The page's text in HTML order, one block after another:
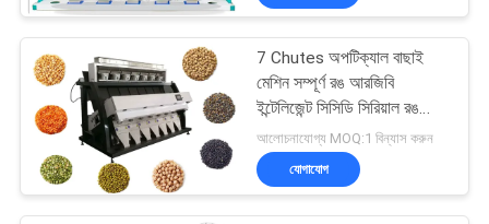
কারখানা
ভ্রমণ
নিয়ন্ত্রণ
ব্যাচ শস্য ড্রায়ার
56
7 Chutes অপটিক্যাল বাছাই
মেশিন সম্পূর্ণ রঙ আরজিবি
ইন্টেলিজেন্ট সিসিডি সিরিয়াল রঙ
Sorter
আলোচনাযোগ্য MOQ:1 বিন্যাস করুন
যোগাযোগ